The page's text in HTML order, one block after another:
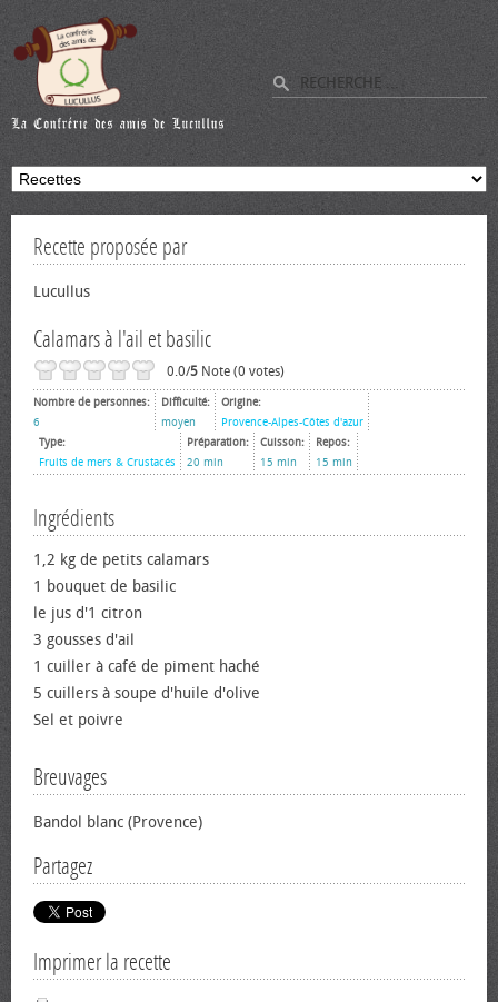
Recette proposée par
Lucullus
Calamars à l'ail et basilic
0.0/5 Note (0 votes)
Nombre de personnes:
6
Difficulté:
moyen
Origine:
Provence-Alpes-Côtes d'azur
Type:
Fruits de mers & Crustacés
Préparation:
20 min
Cuisson:
15 min
Repos:
15 min
Ingrédients
1,2 kg de petits calamars
1 bouquet de basilic
le jus d'1 citron
3 gousses d'ail
1 cuiller à café de piment haché
5 cuillers à soupe d'huile d'olive
Sel et poivre
Breuvages
Bandol blanc (Provence)
Partagez
Imprimer la recette